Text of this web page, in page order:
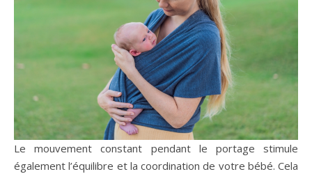
Le mouvement constant pendant le portage stimule
également l’équilibre et la coordination de votre bébé. Cela